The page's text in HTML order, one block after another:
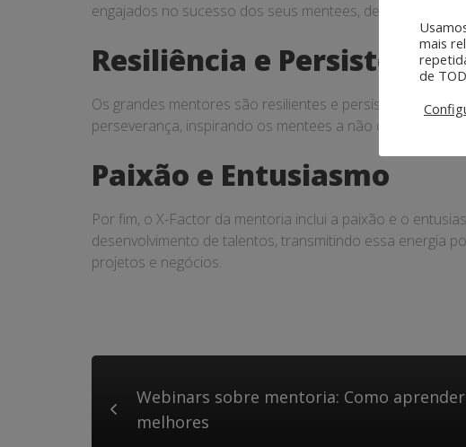
engajados no sucesso dos seus mentees, dedicando
Resiliência e Persistência
Os grandes mentores são resilientes e persistentes,
perseverança, inspirando os mentees a não desistirem
Paixão e Entusiasmo
Por fim, o X-Factor da mentoria inclui a paixão e o
desenvolvimento de talentos, transmitindo essa energia
projetos e negócios.
Webinars sobre mentoria: Como
melhores
mais
de